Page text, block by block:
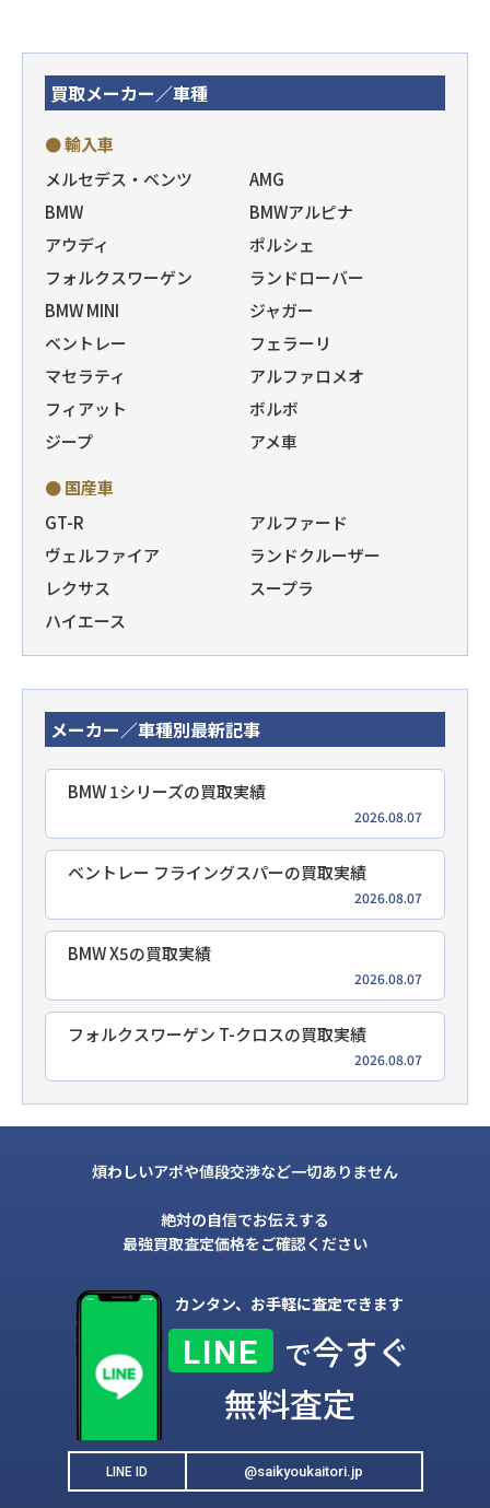
買取メーカー／車種
● 輸入車
メルセデス・ベンツ
AMG
BMW
BMWアルピナ
アウディ
ポルシェ
フォルクスワーゲン
ランドローバー
BMW MINI
ジャガー
ベントレー
フェラーリ
マセラティ
アルファロメオ
フィアット
ボルボ
ジープ
アメ車
● 国産車
GT-R
アルファード
ヴェルファイア
ランドクルーザー
レクサス
スープラ
ハイエース
メーカー／車種別最新記事
BMW 1シリーズの買取実績
2026.08.07
ベントレー フライングスパーの買取実績
2026.08.07
BMW X5の買取実績
2026.08.07
フォルクスワーゲン T-クロスの買取実績
2026.08.07
煩わしいアポや値段交渉など一切ありません
絶対の自信でお伝えする
最強買取査定価格をご確認ください
カンタン、お手軽に査定できます
LINE で今すぐ
無料査定
LINE ID @saikyoukaitori.jp